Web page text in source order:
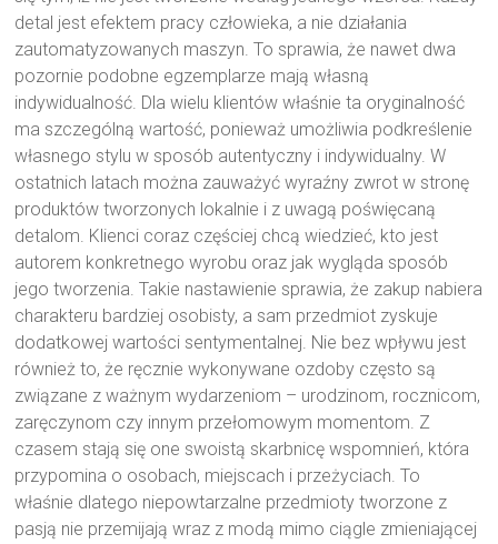
detal jest efektem pracy człowieka, a nie działania
zautomatyzowanych maszyn. To sprawia, że nawet dwa
pozornie podobne egzemplarze mają własną
indywidualność. Dla wielu klientów właśnie ta oryginalność
ma szczególną wartość, ponieważ umożliwia podkreślenie
własnego stylu w sposób autentyczny i indywidualny. W
ostatnich latach można zauważyć wyraźny zwrot w stronę
produktów tworzonych lokalnie i z uwagą poświęcaną
detalom. Klienci coraz częściej chcą wiedzieć, kto jest
autorem konkretnego wyrobu oraz jak wygląda sposób
jego tworzenia. Takie nastawienie sprawia, że zakup nabiera
charakteru bardziej osobisty, a sam przedmiot zyskuje
dodatkowej wartości sentymentalnej. Nie bez wpływu jest
również to, że ręcznie wykonywane ozdoby często są
związane z ważnym wydarzeniom – urodzinom, rocznicom,
zaręczynom czy innym przełomowym momentom. Z
czasem stają się one swoistą skarbnicę wspomnień, która
przypomina o osobach, miejscach i przeżyciach. To
właśnie dlatego niepowtarzalne przedmioty tworzone z
pasją nie przemijają wraz z modą mimo ciągle zmieniającej